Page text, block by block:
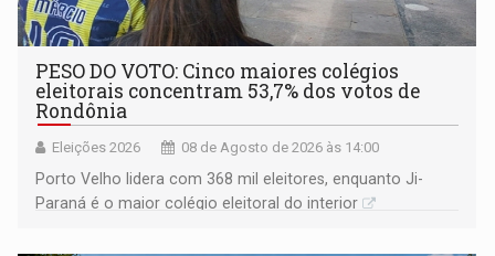
PESO DO VOTO: Cinco maiores colégios
eleitorais concentram 53,7% dos votos de
Rondônia
Eleições 2026 08 de Agosto de 2026 às 14:00
Porto Velho lidera com 368 mil eleitores, enquanto Ji-
Paraná é o maior colégio eleitoral do interior